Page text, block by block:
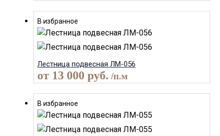
В избранное
Лестница подвесная ЛМ-056
от 13 000 руб. /п.м
В избранное